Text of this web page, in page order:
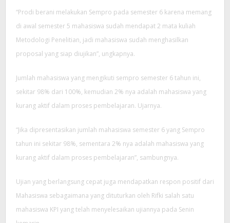
“Prodi berani melakukan Sempro pada semester 6 karena memang
di awal semester 5 mahasiswa sudah mendapat 2 mata kuliah
Metodologi Penelitian, jadi mahasiswa sudah menghasilkan
proposal yang siap diujikan”, ungkapnya.
Jumlah mahasiswa yang mengikuti sempro semester 6 tahun ini,
sekitar 98% dari 100%, kemudian 2% nya adalah mahasiswa yang
kurang aktif dalam proses pembelajaran. Ujarnya.
“Jika dipresentasikan jumlah mahasiswa semester 6 yang Sempro
tahun ini sekitar 98%, sementara 2% nya adalah mahasiswa yang
kurang aktif dalam proses pembelajaran”, sambungnya.
Ujian yang berlangsung cepat juga mendapatkan respon positif dari
Mahasiswa sebagaimana yang dituturkan oleh Rifki salah satu
mahasiswa KPI yang telah menyelesaikan ujiannya pada Senin